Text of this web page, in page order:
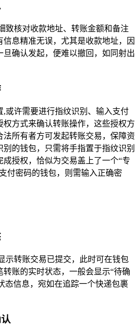
致核对收款地址、转账金额和备注
息精准无误，尤其是收款地址，因
旦确认发起，便难以撤回，如同射出
,或许需要进行指纹识别、输入支付
权方式来确认转账操作，这些授权方
所有者方可发起转账交易，保障资
的钱包，只需将手指置于指纹识别
成授权，恰似为交易盖上了一个“专
付密码的钱包，则需输入正确密
示转账交易已提交，此时可在钱包
账的实时状态，一般会显示“待确
态信息，宛如在追踪一个快递包裹